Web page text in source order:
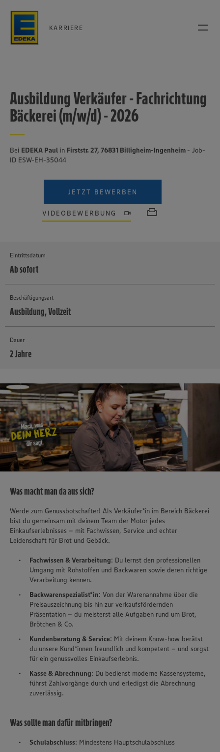
KARRIERE
Ausbildung Verkäufer - Fachrichtung
Bäckerei (m/w/d) - 2026
Bei EDEKA Paul in Firststr. 27, 76831 Billigheim-Ingenheim - Job-
ID ESW-EH-35044
JETZT BEWERBEN
VIDEOBEWERBUNG
Eintrittsdatum
Ab sofort
Beschäftigungsart
Ausbildung, Vollzeit
Dauer
2 Jahre
Was macht man da aus sich?
Werde zum Genussbotschafter! Als Verkäufer*in im Bereich Bäckerei
bist du gemeinsam mit deinem Team der Motor jedes
Einkaufserlebnisses – mit Fachwissen, Service und echter
Leidenschaft für Brot und Gebäck.
Fachwissen & Verarbeitung: Du lernst den professionellen
Umgang mit Rohstoffen und Backwaren sowie deren richtige
Verarbeitung kennen.
Backwarenspezialist*in: Von der Warenannahme über die
Preisauszeichnung bis hin zur verkaufsfördernden
Präsentation – du meisterst alle Aufgaben rund um Brot,
Brötchen & Co.
Kundenberatung & Service: Mit deinem Know-how berätst
du unsere Kund*innen freundlich und kompetent – und sorgst
für ein genussvolles Einkaufserlebnis.
Kasse & Abrechnung: Du bedienst moderne Kassensysteme,
führst Zahlvorgänge durch und erledigst die Abrechnung
zuverlässig.
Was sollte man dafür mitbringen?
Schulabschluss: Mindestens Hauptschulabschluss